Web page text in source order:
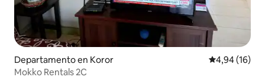
Departamento en Koror Calificación
4,94 (16)
Mokko Rentals 2C